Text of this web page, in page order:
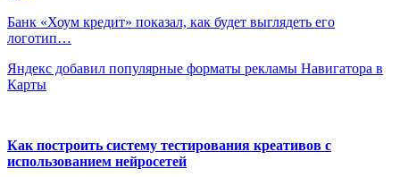
Банк «Хоум кредит» показал, как будет выглядеть его
логотип…
Яндекс добавил популярные форматы рекламы Навигатора в
Карты
Как построить систему тестирования креативов с
использованием нейросетей